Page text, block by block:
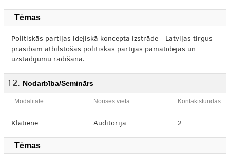
Tēmas
Politiskās partijas idejiskā koncepta izstrāde - Latvijas tirgus
prasībām atbilstošas politiskās partijas pamatidejas un
uzstādījumu radīšana.
Nodarbība/Seminārs
Modalitāte Norises vieta Kontaktstundas
Klātiene Auditorija 2
Tēmas